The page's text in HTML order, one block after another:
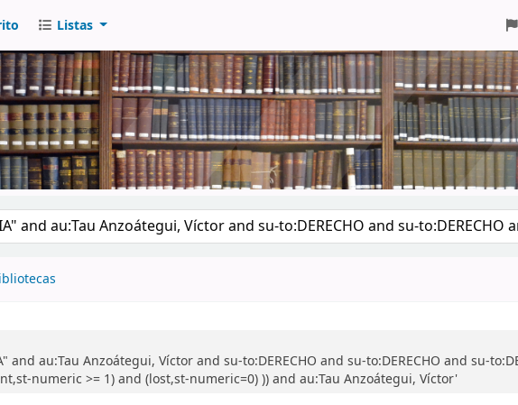
Listas
au:Tau Anzoátegui, Víctor and su-to:DERECHO and su-to:DERECHO and su-
numeric >= 1) and (lost,st-numeric=0) )) and au:Tau Anzoátegui, Víctor'